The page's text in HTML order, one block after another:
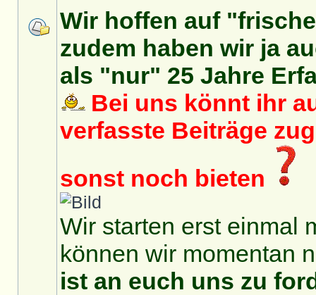
Wir hoffen auf
zudem haben wir ja
als "nur" 25 Jahre
Bei uns könnt ihr
verfasste Beiträge
sonst noch bieten
Wir starten erst einmal
können wir momentan
ist an euch uns zu